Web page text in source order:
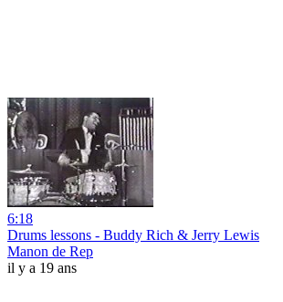
6:18
Drums lessons - Buddy Rich & Jerry Lewis
Manon de Rep
il y a 19 ans